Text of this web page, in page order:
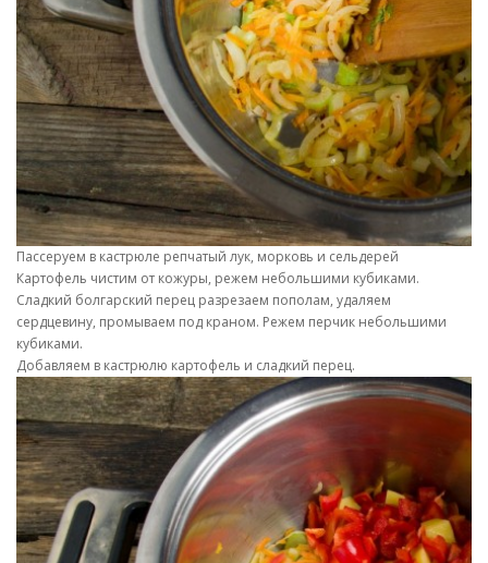
Пассеруем в кастрюле репчатый лук, морковь и сельдерей
Картофель чистим от кожуры, режем небольшими кубиками.
Сладкий болгарский перец разрезаем пополам, удаляем
сердцевину, промываем под краном. Режем перчик небольшими
кубиками.
Добавляем в кастрюлю картофель и сладкий перец.